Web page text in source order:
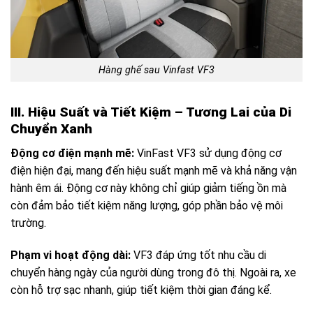
Hàng ghế sau Vinfast VF3
III. Hiệu Suất và Tiết Kiệm – Tương Lai của Di
Chuyển Xanh
Động cơ điện mạnh mẽ: VinFast VF3 sử dụng động cơ
điện hiện đại, mang đến hiệu suất mạnh mẽ và khả năng vận
hành êm ái. Động cơ này không chỉ giúp giảm tiếng ồn mà
còn đảm bảo tiết kiệm năng lượng, góp phần bảo vệ môi
trường.
Phạm vi hoạt động dài: VF3 đáp ứng tốt nhu cầu di
chuyển hàng ngày của người dùng trong đô thị. Ngoài ra, xe
còn hỗ trợ sạc nhanh, giúp tiết kiệm thời gian đáng kể.